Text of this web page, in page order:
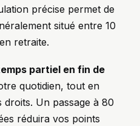
précise permet de
situé entre 10
retraite.
partiel en fin de
quotidien, tout en
Un passage à 80
réduira vos points